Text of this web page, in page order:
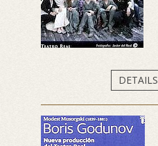
DETAILS